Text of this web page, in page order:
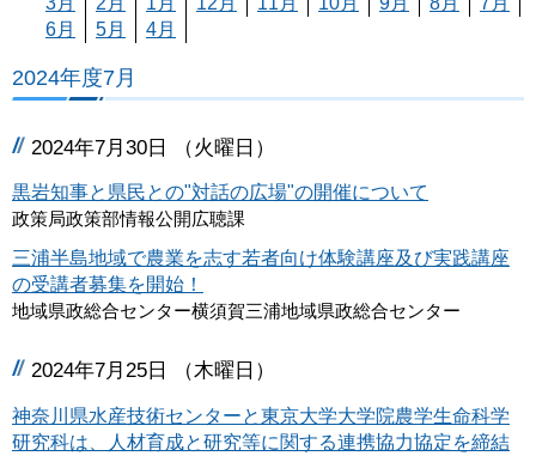
6月
5月 4月
2024年度7月
2024年7月30日 （火曜日）
黒岩知事と県民との"対話の広場"の開催について
政策局政策部情報公開広聴課
三浦半島地域で農業を志す若者向け体験講座及び実践講座
の受講者募集を開始！
地域県政総合センター横須賀三浦地域県政総合センター
2024年7月25日 （木曜日）
神奈川県水産技術センターと東京大学大学院農学生命科学
研究科は、人材育成と研究等に関する連携協力協定を締結